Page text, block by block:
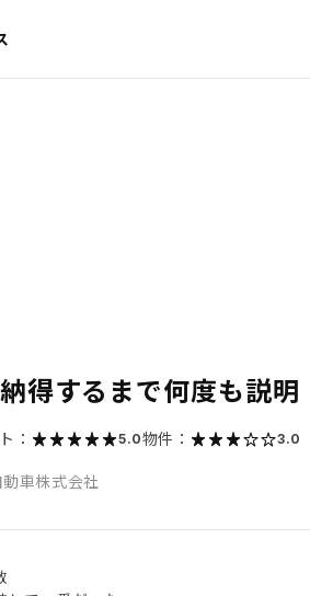
得するまで何度も説明
： 5.0物件： 3.0
動車株式会社